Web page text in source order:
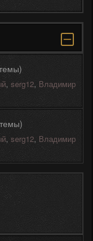
, serg12, Владимир
, serg12, Владимир